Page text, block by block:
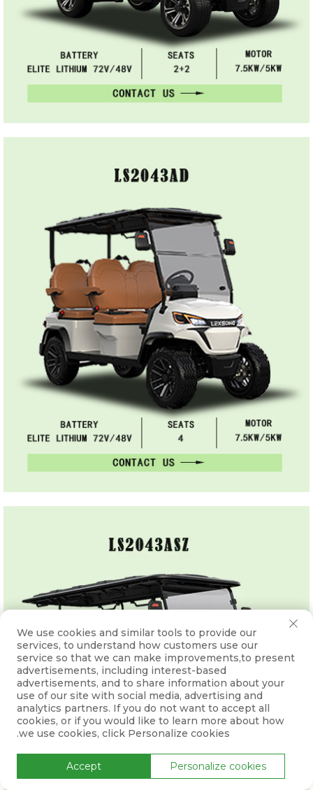
We use cookies and similar tools to provide our
services, to understand how customers use our
service so that we can make improvements,to present
advertisements, including interest-based
advertisements, and to share information about your
use of our site with social media, advertising and
analytics partners. If you do not want to accept all
cookies, or if you would like to learn more about how
we use cookies, click Personalize cookies.
Personalize cookies
Accept